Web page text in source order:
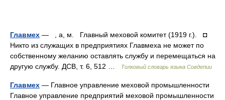
Главмех — , а, м. Главный меховой комитет (1919 г.). ◘
Никто из служащих в предприятиях Главмеха не может по
собственному желанию оставлять службу и перемещаться на
другую службу. ДСВ, т. 6, 512 …
Толковый словарь языка Совдепии
Главмех — Главное управление меховой промышленности
Главное управление предприятий меховой промышленности